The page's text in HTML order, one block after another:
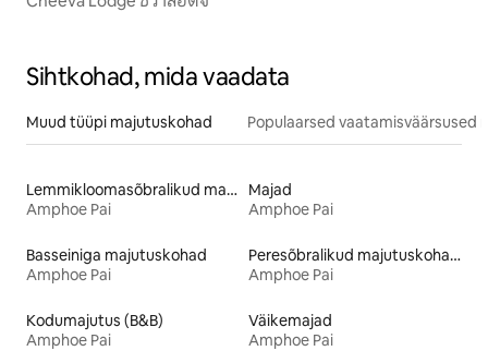
Sihtkohad, mida vaadata
Muud tüüpi majutuskohad Populaarsed vaatamisväärsused
Lemmikloomasõbralikud majutuskohad
Amphoe Pai
Majad
Amphoe Pai
Basseiniga majutuskohad
Amphoe Pai
Peresõbralikud majutuskohad
Amphoe Pai
Kodumajutus (B&B)
Amphoe Pai
Väikemajad
Amphoe Pai